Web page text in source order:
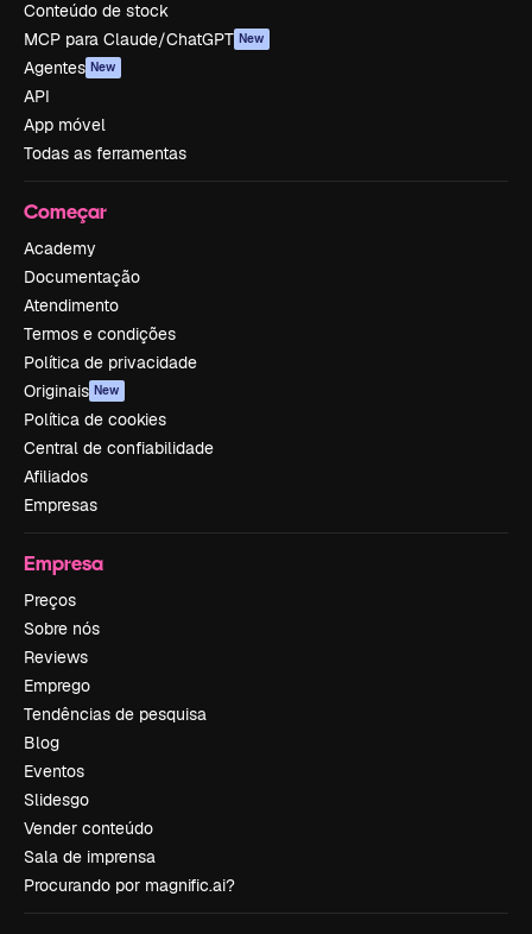
Conteúdo de stock
MCP para Claude/ChatGPT New
Agentes New
API
App móvel
Todas as ferramentas
Começar
Academy
Documentação
Atendimento
Termos e condições
Política de privacidade
Originais New
Política de cookies
Central de confiabilidade
Afiliados
Empresas
Empresa
Preços
Sobre nós
Reviews
Emprego
Tendências de pesquisa
Blog
Eventos
Slidesgo
Vender conteúdo
Sala de imprensa
Procurando por magnific.ai?